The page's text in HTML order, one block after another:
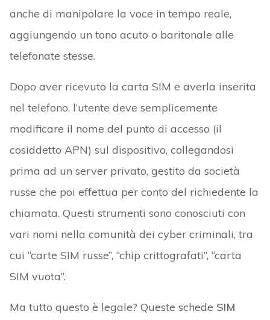
anche di manipolare la voce in tempo reale,
aggiungendo un tono acuto o baritonale alle
telefonate stesse.
Dopo aver ricevuto la carta SIM e averla inserita
nel telefono, l’utente deve semplicemente
modificare il nome del punto di accesso (il
cosiddetto APN) sul dispositivo, collegandosi
prima ad un server privato, gestito da società
russe che poi effettua per conto del richiedente la
chiamata. Questi strumenti sono conosciuti con
vari nomi nella comunità dei cyber criminali, tra
cui “carte SIM russe”, “chip crittografati”, “carta
SIM vuota”.
Ma tutto questo è legale? Queste schede SIM